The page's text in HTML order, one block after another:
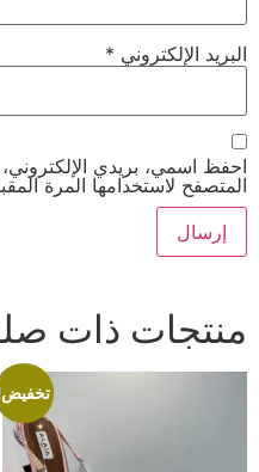
البريد الإلكتروني *
احفظ اسمي، بريدي
المتصفح لاستخدامها المرة
منتجات ذات